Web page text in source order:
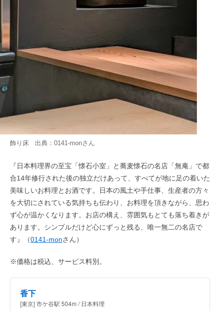
飾り床 出典： 0141-monさん
『日本料理界の至宝「懐石小室」と蕎麦懐石の名店「無庵」で都
合14年修行された後の独立だけあって、すべてが地に足の着いた
美味しいお料理とお酒です。日本の風土や手仕事、生産者の方々
を大切にされている気持ちも伝わり、お料理を頂きながら、思わ
ず心が温かくなります。お店の構え、雰囲気もとても落ち着きが
あります。シンプルだけど心にずっと残る、唯一無二の名店で
す』（0141-monさん）
※価格は税込、サービス料別。
香下
[東京] 市ケ谷駅 504m / 日本料理